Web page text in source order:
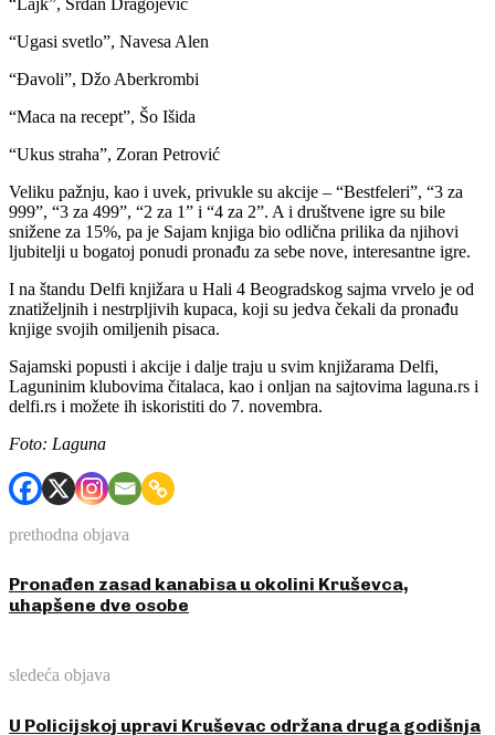
“Ugasi svetlo”, Navesa Alen
“Đavoli”, Džo Aberkrombi
“Maca na recept”, Šo Išida
“Ukus straha”, Zoran Petrović
Veliku pažnju, kao i uvek, privukle su akcije – “Bestfeleri”, “3 za
999”, “3 za 499”, “2 za 1” i “4 za 2”. A i društvene igre su bile
snižene za 15%, pa je Sajam knjiga bio odlična prilika da njihovi
ljubitelji u bogatoj ponudi pronađu za sebe nove, interesantne igre.
I na štandu Delfi knjižara u Hali 4 Beogradskog sajma vrvelo je od
znatiželjnih i nestrpljivih kupaca, koji su jedva čekali da pronađu
knjige svojih omiljenih pisaca.
Sajamski popusti i akcije i dalje traju u svim knjižarama Delfi,
Laguninim klubovima čitalaca, kao i onljan na sajtovima laguna.rs i
delfi.rs i možete ih iskoristiti do 7. novembra.
Foto: Laguna
prethodna objava
Pronađen zasad kanabisa u okolini Kruševca,
uhapšene dve osobe
sledeća objava
U Policijskoj upravi Kruševac održana druga godišnja